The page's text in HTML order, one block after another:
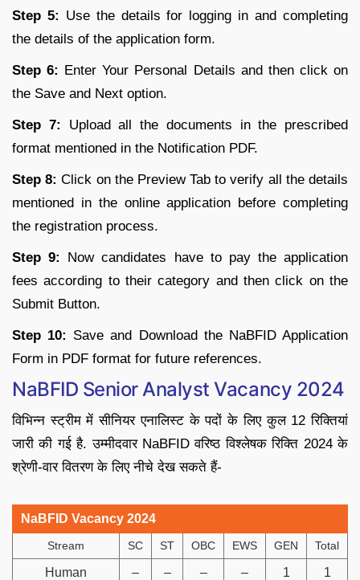
Step 5: Use the details for logging in and completing
the details of the application form.
Step 6: Enter Your Personal Details and then click on
the Save and Next option.
Step 7: Upload all the documents in the prescribed
format mentioned in the Notification PDF.
Step 8: Click on the Preview Tab to verify all the details
mentioned in the online application before completing
the registration process.
Step 9:
Now candidates have to pay the application
fees according to their category and then click on the
Submit Button.
Step 10: Save and Download the NaBFID Application
Form in PDF format for future references.
NaBFID Senior Analyst Vacancy 2024
विभिन्न स्ट्रीम में सीनियर एनालिस्ट के पदों के लिए कुल 12 रिक्तियां
जारी की गई है. उम्मीदवार NaBFID वरिष्ठ विश्लेषक रिक्ति 2024 के
श्रेणी-वार वितरण के लिए नीचे देख सकते हैं-
NaBFID Vacancy 2024
Stream SC ST OBC EWS GEN Total
Human
– – – – 1 1